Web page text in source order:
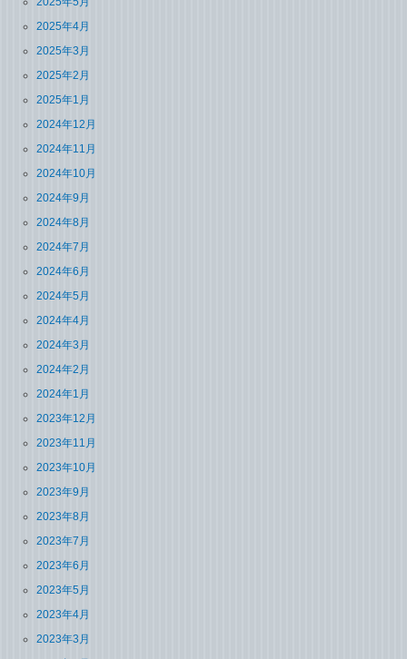
2025年4月
2025年3月
2025年2月
2025年1月
2024年12月
2024年11月
2024年10月
2024年9月
2024年8月
2024年7月
2024年6月
2024年5月
2024年4月
2024年3月
2024年2月
2024年1月
2023年12月
2023年11月
2023年10月
2023年9月
2023年8月
2023年7月
2023年6月
2023年5月
2023年4月
2023年3月